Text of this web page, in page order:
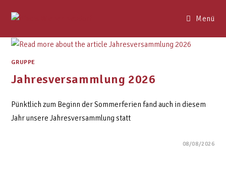
Menü
GRUPPE
Jahresversammlung 2026
Pünktlich zum Beginn der Sommerferien fand auch in diesem
Jahr unsere Jahresversammlung statt
08/08/2026